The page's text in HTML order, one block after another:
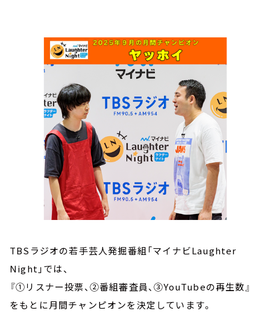
イベント・グッズ
YouTube
会社情報
TBSラジオの若手芸人発掘番組「マイナビLaughter
Night」では、
『①リスナー投票、②番組審査員、③YouTubeの再生数』
をもとに月間チャンピオンを決定しています。